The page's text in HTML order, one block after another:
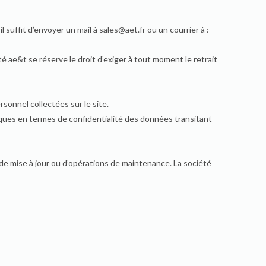
d’envoyer un mail à sales@aet.fr ou un courrier à :
ae&t se réserve le droit d’exiger à tout moment le retrait
collectées sur le site.
en termes de confidentialité des données transitant
à jour ou d’opérations de maintenance. La société